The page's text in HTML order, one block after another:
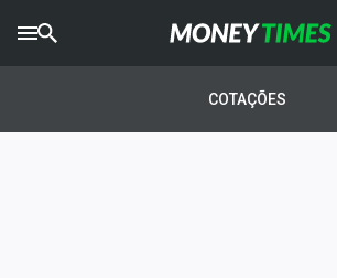
AGROTIMES
COTAÇÕES